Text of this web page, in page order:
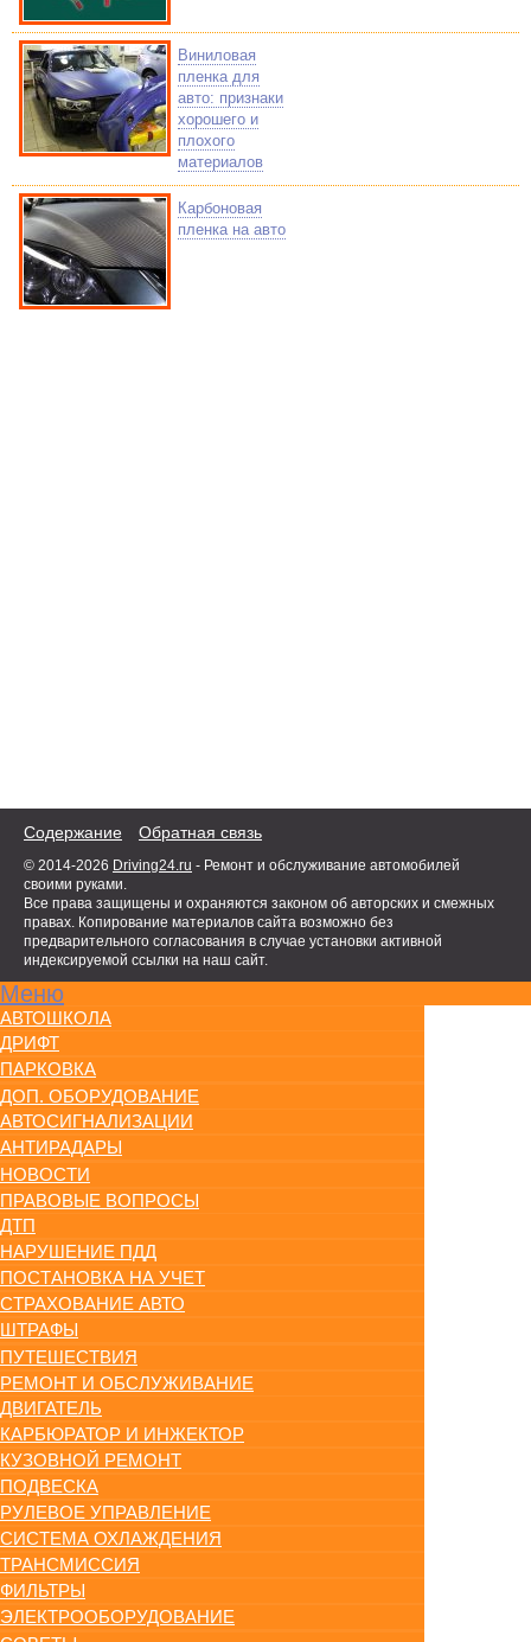
Виниловая
пленка для
авто: признаки
хорошего и
плохого
материалов
Карбоновая
пленка на авто
Содержание Обратная связь
© 2014-2026 Driving24.ru - Ремонт и обслуживание автомобилей
своими руками.
Все права защищены и охраняются законом об авторских и смежных
правах. Копирование материалов сайта возможно без
предварительного согласования в случае установки активной
индексируемой ссылки на наш сайт.
Меню
АВТОШКОЛА
ДРИФТ
ПАРКОВКА
ДОП. ОБОРУДОВАНИЕ
АВТОСИГНАЛИЗАЦИИ
АНТИРАДАРЫ
НОВОСТИ
ПРАВОВЫЕ ВОПРОСЫ
ДТП
НАРУШЕНИЕ ПДД
ПОСТАНОВКА НА УЧЕТ
СТРАХОВАНИЕ АВТО
ШТРАФЫ
ПУТЕШЕСТВИЯ
РЕМОНТ И ОБСЛУЖИВАНИЕ
ДВИГАТЕЛЬ
КАРБЮРАТОР И ИНЖЕКТОР
КУЗОВНОЙ РЕМОНТ
ПОДВЕСКА
РУЛЕВОЕ УПРАВЛЕНИЕ
СИСТЕМА ОХЛАЖДЕНИЯ
ТРАНСМИССИЯ
ФИЛЬТРЫ
ЭЛЕКТРООБОРУДОВАНИЕ